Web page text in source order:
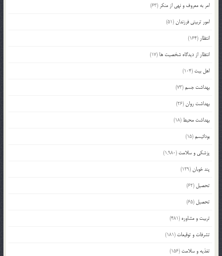
امر به معروف و نهی از منکر (63)
امور تربیتی فرزندان(51)
انتظار (164)
انتظار از دیدگاه شخصیت ها (17)
اهل بیت (104)
بهداشت جسم(73)
بهداشت روان(26)
بهداشت محیط (18)
بودائیسم(15)
پزشکی و سلامت (1,980)
پند خوبان(129)
تحصیل (62)
تحصیل (65)
تربیت و مشاوره (481)
تشرفات و توقیعات (181)
تغذیه و سلامت (156)